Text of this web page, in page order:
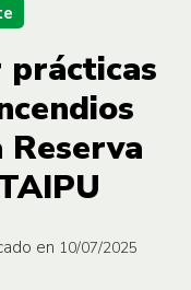
prácticas
en 10/07/2025